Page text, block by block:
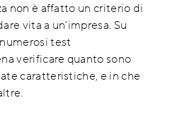
non è affatto un criterio di
vita a un’impresa. Su
test
verificare quanto sono
caratteristiche, e in che